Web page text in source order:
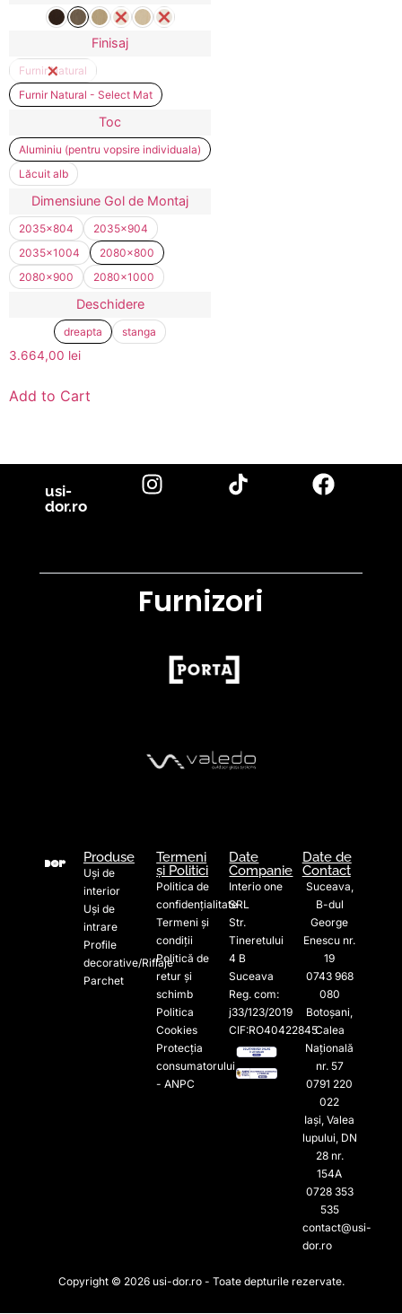
Finisaj
Furnir Natural
Furnir Natural - Select Mat
Toc
Aluminiu (pentru vopsire individuala)
Lăcuit alb
Dimensiune Gol de Montaj
2035x804
2035x904
2035x1004
2080x800
2080x900
2080x1000
Deschidere
dreapta stanga
3.664,00 lei
Add to Cart
usi-
dor.ro
Furnizori
Produse
Uși de
interior
Uși de
intrare
Profile
decorative/Riflaje
Parchet
Termeni
și Politici
Politica de
confidențialitate
Termeni și
condiții
Politică de
retur și
schimb
Politica
Cookies
Protecția
consumatorului
- ANPC
Date
Companie
Interio one
SRL
Str.
Tineretului
4 B
Suceava
Reg. com:
j33/123/2019
CIF:RO40422845
Date de
Contact
Suceava,
B-dul
George
Enescu nr.
19
0743 968
080
Botoșani,
Calea
Națională
nr. 57
0791 220
022​
Iași, Valea
lupului, DN
28 nr.
154A
0728 353
535​
contact@usi-
dor.ro
Copyright © 2026 usi-dor.ro - Toate depturile rezervate.